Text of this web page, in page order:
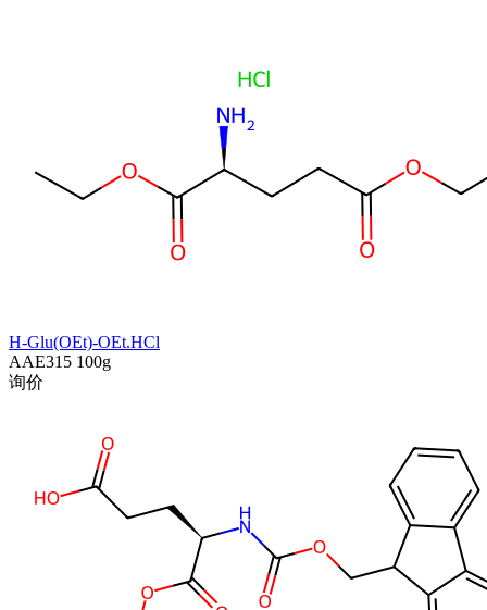
H-Glu(OEt)-OEt.HCl
AAE315 100g
询价